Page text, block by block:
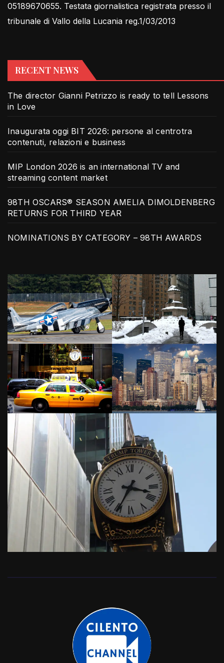
05189670655. Testata giornalistica registrata presso il
tribunale di Vallo della Lucania reg.1/03/2013
RECENT NEWS
The director Gianni Petrizzo is ready to tell Lessons
in Love
Inaugurata oggi BIT 2026: persone al centrotra
contenuti, relazioni e business
MIP London 2026 is an international TV and
streaming content market
98TH OSCARS® SEASON AMELIA DIMOLDENBERG
RETURNS FOR THIRD YEAR
NOMINATIONS BY CATEGORY – 98TH AWARDS